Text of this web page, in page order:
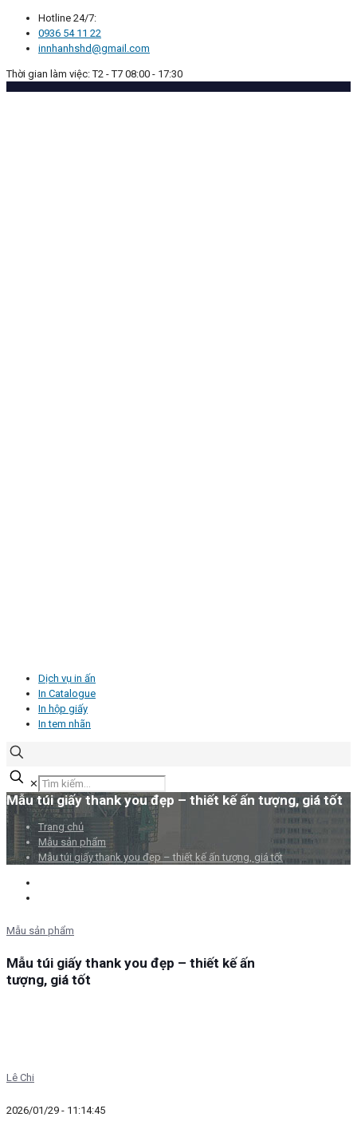
Hotline 24/7:
0936 54 11 22
innhanhshd@gmail.com
Thời gian làm việc: T2 - T7 08:00 - 17:30
Dịch vụ in ấn
In Catalogue
In hộp giấy
In tem nhãn
✕
Mẫu túi giấy thank you đẹp – thiết kế ấn tượng, giá tốt
Trang chủ
Mẫu sản phẩm
Mẫu túi giấy thank you đẹp – thiết kế ấn tượng, giá tốt
Mẫu sản phẩm
Mẫu túi giấy thank you đẹp – thiết kế ấn
tượng, giá tốt
Lê Chi
2026/01/29 - 11:14:45